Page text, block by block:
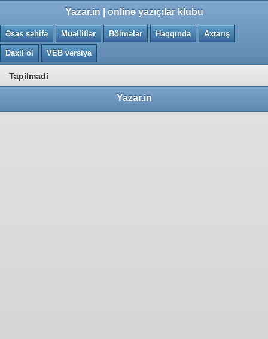
Yazar.in | online yazıçılar klubu
Əsas səhifə Muəlliflər Bölmələr Haqqında Axtarış
Daxil ol VEB versiya
Tapilmadi
Yazar.in